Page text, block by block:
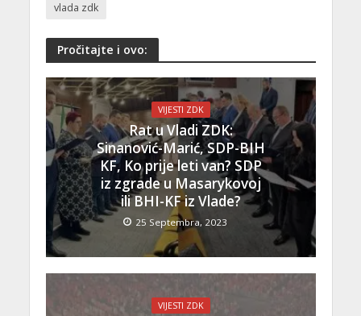
vlada zdk
Pročitajte i ovo:
VIJESTI ZDK
Rat u Vladi ZDK:
Sinanović-Marić, SDP-BIH
KF, Ko prije leti van? SDP
iz zgrade u Masarykovoj
ili BHI-KF iz Vlade?
25 Septembra, 2023
VIJESTI ZDK